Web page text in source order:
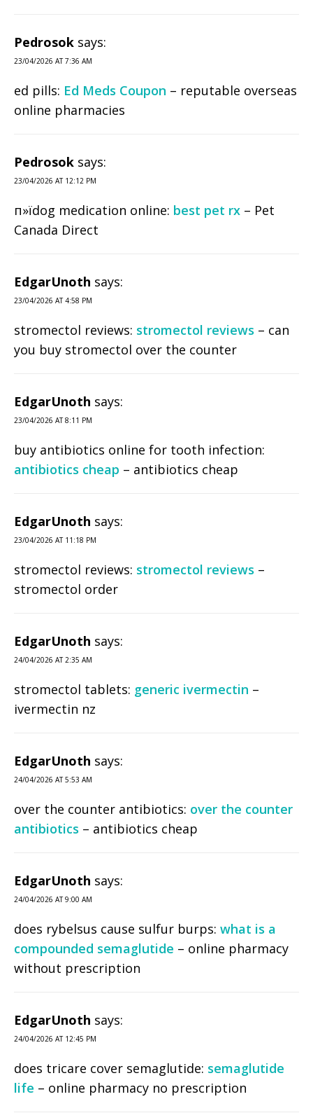
Pedrosok says:
23/04/2026 AT 7:36 AM
ed pills: Ed Meds Coupon – reputable overseas
online pharmacies
Pedrosok says:
23/04/2026 AT 12:12 PM
п»їdog medication online: best pet rx – Pet
Canada Direct
EdgarUnoth says:
23/04/2026 AT 4:58 PM
stromectol reviews: stromectol reviews – can
you buy stromectol over the counter
EdgarUnoth says:
23/04/2026 AT 8:11 PM
buy antibiotics online for tooth infection:
antibiotics cheap – antibiotics cheap
EdgarUnoth says:
23/04/2026 AT 11:18 PM
stromectol reviews: stromectol reviews –
stromectol order
EdgarUnoth says:
24/04/2026 AT 2:35 AM
stromectol tablets: generic ivermectin –
ivermectin nz
EdgarUnoth says:
24/04/2026 AT 5:53 AM
over the counter antibiotics: over the counter
antibiotics – antibiotics cheap
EdgarUnoth says:
24/04/2026 AT 9:00 AM
does rybelsus cause sulfur burps: what is a
compounded semaglutide – online pharmacy
without prescription
EdgarUnoth says:
24/04/2026 AT 12:45 PM
does tricare cover semaglutide: semaglutide
life – online pharmacy no prescription